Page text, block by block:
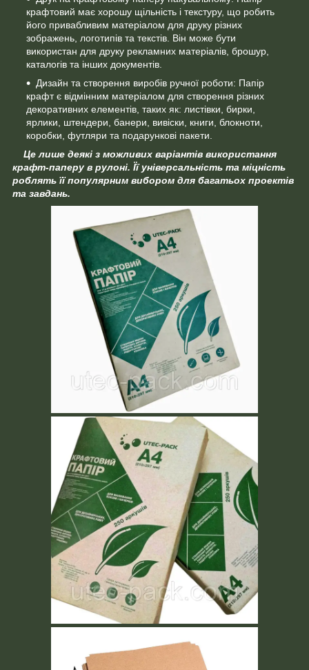
крафтовий має хорошу щільність і текстуру, що робить
його привабливим матеріалом для друку різних
зображень, логотипів та текстів. Він може бути
використан для друку рекламних матеріалів, брошур,
каталогів та інших документів.
Дизайн та створення виробів ручної роботи: Папір
крафт є відмінним матеріалом для створення різних
декоративних елементів, таких як: листівки, бирки,
ярлики, штендери, банери, вивіски, книги, блокноти,
коробки, футляри та подарункові пакети.
Це лише деякі з можливих варіантів використання
крафт-паперу в рулоні. Її універсальність та міцність
роблять її популярним вибором для багатьох проектів
та завдань.